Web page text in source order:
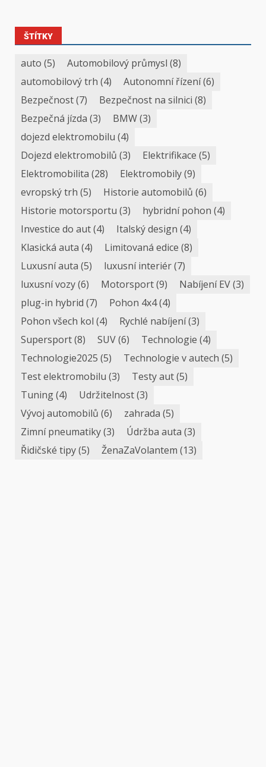
ŠTÍTKY
auto (5) Automobilový průmysl (8)
automobilový trh (4) Autonomní řízení(6)
Bezpečnost(7) Bezpečnost na silnici (8)
Bezpečná jízda (3) BMW(3)
dojezd elektromobilu (4)
Dojezd elektromobilů (3) Elektrifikace (5)
Elektromobilita (28) Elektromobily(9)
evropský trh (5) Historie automobilů (6)
Historie motorsportu (3) hybridní pohon (4)
Investice do aut(4) Italský design (4)
Klasická auta (4) Limitovaná edice (8)
Luxusní auta (5) luxusní interiér(7)
luxusní vozy(6) Motorsport(9) Nabíjení EV(3)
plug-in hybrid (7) Pohon 4x4(4)
Pohon všech kol (4) Rychlé nabíjení(3)
Supersport(8) SUV(6) Technologie (4)
Technologie2025 (5) Technologie v autech (5)
Test elektromobilu (3) Testy aut(5)
Tuning(4) Udržitelnost(3)
Vývoj automobilů (6) zahrada (5)
Zimní pneumatiky(3) Údržba auta (3)
Řidičské tipy(5) ŽenaZaVolantem (13)